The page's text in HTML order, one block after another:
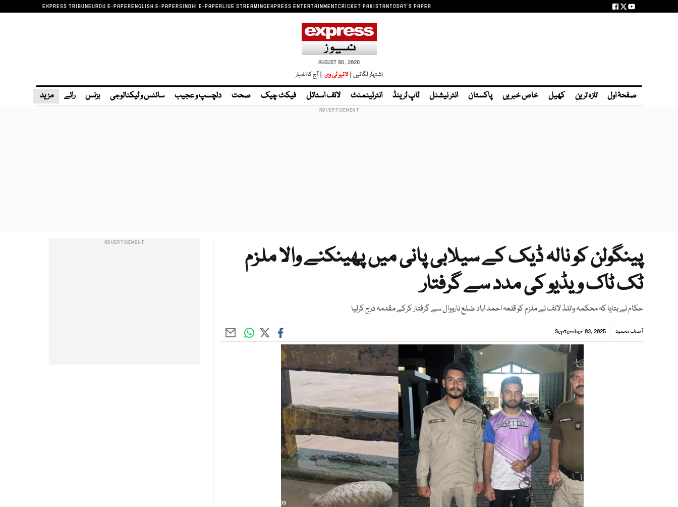
EXPRESS TRIBUNEURDU E-PAPERENGLISH E-PAPERSINDHI E-PAPERLIVE STREAMINGEXPRESS ENTERTAINMENTCRICKET PAKISTANTODAY'S PAPER
AUGUST 06, 2026
اشتہار لگائیں | لائیو ٹی وی | آج کا اخبار
صفحۂ اول تازہ ترین کھیل خاص خبریں پاکستان انٹر نیشنل ٹاپ ٹرینڈ انٹرٹینمنٹ لائف اسٹائل فیکٹ چیک صحت دلچسپ و عجیب سائنس و ٹیکنالوجی بزنس رائے مزید
پینگولن کو نالہ ڈیک کے سیلابی پانی میں پھینکنے والا ملزم
ٹک ٹاک ویڈیو کی مدد سے گرفتار
حکام نے بتایا کہ محکمہ وائلڈ لائف نے ملزم کو قلعہ احمد اباد ضلع نارووال سے گرفتار کرکے مقدمہ درج کرلیا
آصف محمود September 03, 2025